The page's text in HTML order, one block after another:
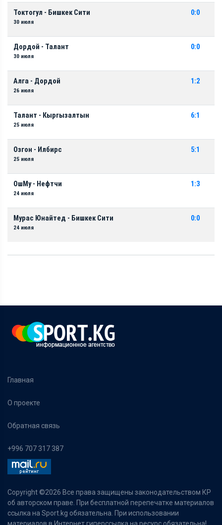
Токтогул - Бишкек Сити
30 июля
0:0
Дордой - Талант
30 июля
0:0
Алга - Дордой
26 июля
1:2
Талант - Кыргызалтын
25 июля
6:1
Озгон - Илбирс
25 июля
5:1
ОшМу - Нефтчи
24 июля
1:3
Мурас Юнайтед - Бишкек Сити
24 июля
0:0
Главная
О проекте
Обратная связь
+996 707 317 387
Copyright ©2026 Все права защищены законодательством КР
об авторском праве. При бесплатной перепечатке материалов
ссылка на Sport.kg обязательна. При использовании
материалов в Интернет гиперссылка на ресурс обязательна!